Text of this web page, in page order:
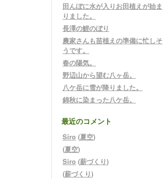
田んぼに水が入りお田植えが始ま
りました。
長澤の鯉のぼり
農家さんも苗植えの準備に忙しそ
うです。
春の陽気。
野辺山から望む八ヶ岳。
八ケ岳に雪が降りました。
錦秋に染まった八ケ岳。
最近のコメント
Siro (夏空)
(夏空)
Siro (薪づくり)
(薪づくり)